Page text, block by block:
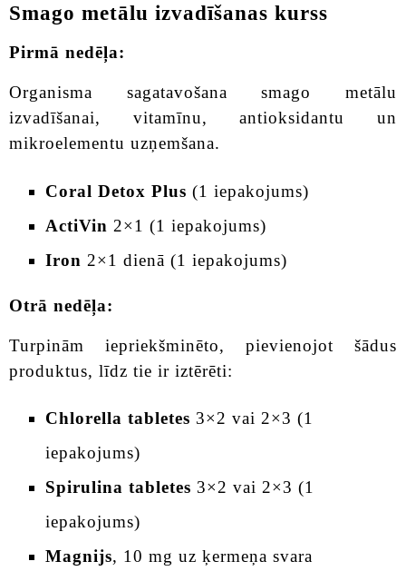
Smago metālu izvadīšanas kurss
Pirmā nedēļa:
Organisma sagatavošana smago metālu
izvadīšanai, vitamīnu, antioksidantu un
mikroelementu uzņemšana.
Coral Detox Plus (1 iepakojums)
ActiVin 2×1 (1 iepakojums)
Iron 2×1 dienā (1 iepakojums)
Otrā nedēļa:
Turpinām iepriekšminēto, pievienojot šādus
produktus, līdz tie ir iztērēti:
Chlorella tabletes 3×2 vai 2×3 (1
iepakojums)
Spirulina tabletes 3×2 vai 2×3 (1
iepakojums)
Magnijs, 10 mg uz ķermeņa svara